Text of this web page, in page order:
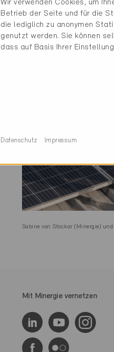
Sabine von Stockar (Minergie)
Mit Minergie vernetzen
Wir verwenden Cookies, um
Betrieb der Seite und für die
die lediglich zu anonymen
genutzt werden. Sie können
dass auf Basis Ihrer
Datenschutz Impressum